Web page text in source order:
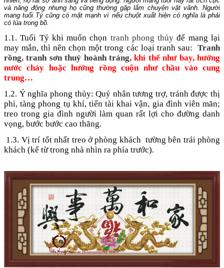
và năng động nhưng họ cũng thường gặp lắm chuyện vặt vãnh. Người
mang tuổi Tý cũng có mặt mạnh vì nếu chuột xuất hiện có nghĩa là phải
có lúa trong bồ.
1.1. Tuổi Tý khi muốn chọn tranh phong thủy để mang lại
may mắn, thì nên chọn một trong các loại tranh sau: Tranh
rồng,tranh sơn thuỷ hoành tráng, khí thế như bay, hướng
nước chảy hoặc hướng rồng cuộn như chầu vào cung
trung…
1.2. Ý nghĩa phong thủy: Quý nhân tương trợ, tránh được thị
phi, tàng phong tụ khí, tiến tài khai vận, gia đình viên mãn;
treo trong gia đình người làm quan rất lợi cho đường danh
vọng, bước bước cao thăng.
1.3. Vị trí tốt nhất treo ở phòng khách tường bên trái phòng
khách (kể từ trong nhà nhìn ra phía trước).